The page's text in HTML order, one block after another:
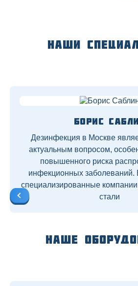
Наши
Борис
Дезинфекция в Москве
актуальным вопросом,
повышенного риска
инфекционных заболеваний.
специализированные
стали
Наше